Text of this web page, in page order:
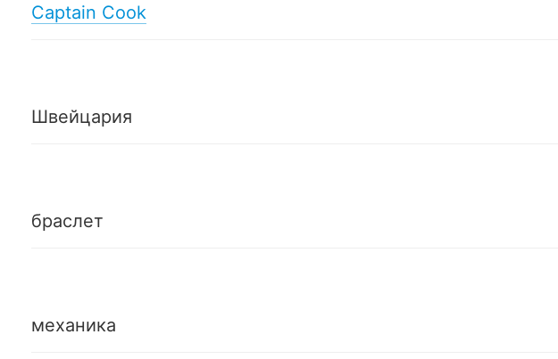
Captain Cook
Швейцария
браслет
механика